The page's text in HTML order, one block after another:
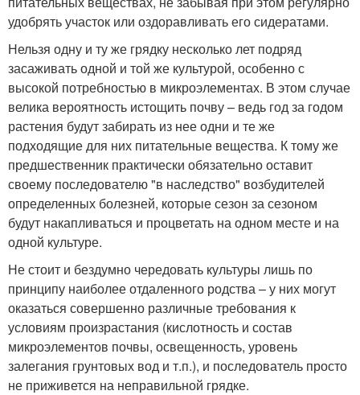
удобрять участок или оздоравливать его сидератами.
Нельзя одну и ту же грядку несколько лет подряд
засаживать одной и той же культурой, особенно с
высокой потребностью в микроэлементах. В этом случае
велика вероятность истощить почву – ведь год за годом
растения будут забирать из нее одни и те же
подходящие для них питательные вещества. К тому же
предшественник практически обязательно оставит
своему последователю "в наследство" возбудителей
определенных болезней, которые сезон за сезоном
будут накапливаться и процветать на одном месте и на
одной культуре.
Не стоит и бездумно чередовать культуры лишь по
принципу наиболее отдаленного родства – у них могут
оказаться совершенно различные требования к
условиям произрастания (кислотность и состав
микроэлементов почвы, освещенность, уровень
залегания грунтовых вод и т.п.), и последователь просто
не приживется на неправильной грядке.